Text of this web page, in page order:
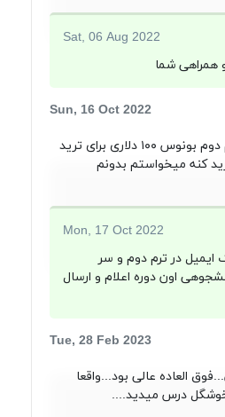
Sat, 06 Aug 2022
همراهی شما
Sun, 16 Oct 2022
سلام قبلا شنیدم تو ترم دوم بونوس ۱۰۰ دلاری برای ترید
کنه میخواستم بدونم
Mon, 17 Oct 2022
در ترم دوم و سر
اون دوره اعلام و ارسال
Tue, 28 Feb 2023
العاده عالی بود...واقعا
خوشگل درس میدید....